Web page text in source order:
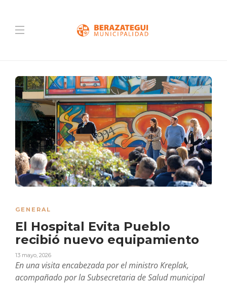
GENERAL
El Hospital Evita Pueblo
recibió nuevo equipamiento
13 mayo, 2026
En una visita encabezada por el ministro Kreplak,
acompañado por la Subsecretaria de Salud municipal